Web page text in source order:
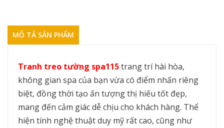
MÔ TẢ SẢN PHẨM
Tranh treo tường spa115trang trí hài hòa,
không gian spa của bạn vừa có điểm nhấn riêng
biệt, đồng thời tạo ấn tượng thị hiếu tốt đẹp,
mang đến cảm giác dễ chịu cho khách hàng. Thể
hiện tính nghệ thuật duy mỹ rất cao, cũng như